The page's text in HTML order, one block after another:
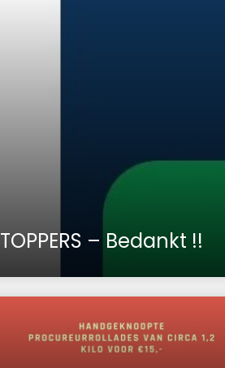
TOPPERS – Bedankt !!